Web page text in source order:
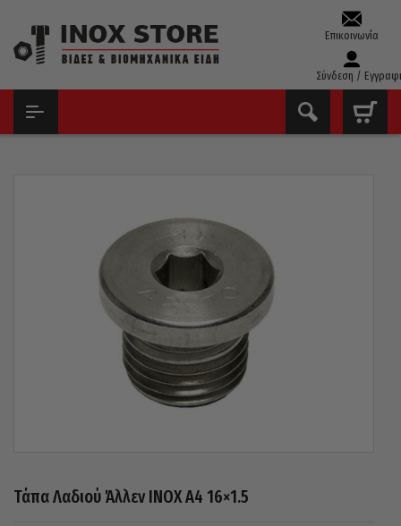
Επικοινωνία
Σύνδεση /
Τάπα Λαδιού Άλλεν INOX A4 16×1.5